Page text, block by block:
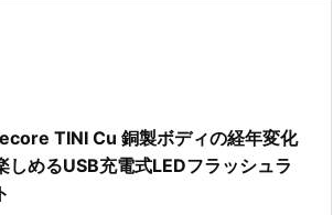
TINI Cu 銅製ボディの経年変化
しめるUSB充電式LEDフラッシュラ